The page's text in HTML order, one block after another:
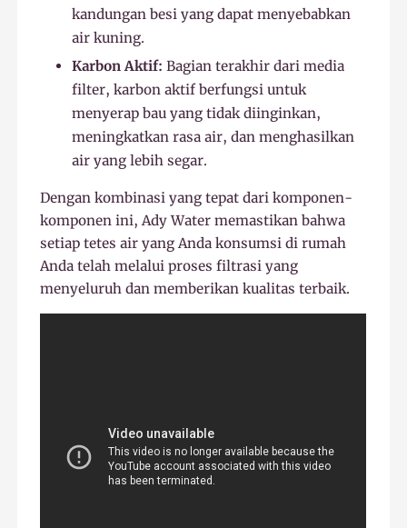
kandungan besi yang dapat menyebabkan
air kuning.
Karbon Aktif: Bagian terakhir dari media
filter, karbon aktif berfungsi untuk
menyerap bau yang tidak diinginkan,
meningkatkan rasa air, dan menghasilkan
air yang lebih segar.
Dengan kombinasi yang tepat dari komponen-
komponen ini, Ady Water memastikan bahwa
setiap tetes air yang Anda konsumsi di rumah
Anda telah melalui proses filtrasi yang
menyeluruh dan memberikan kualitas terbaik.